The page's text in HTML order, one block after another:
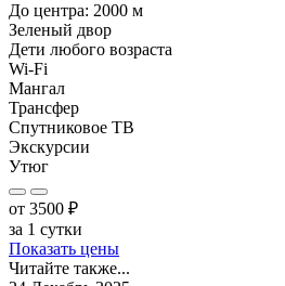
До центра: 2000 м
Зеленый двор
Дети любого возраста
Wi-Fi
Мангал
Трансфер
Спутниковое ТВ
Экскурсии
Утюг
от 3500 ₽
за 1 сутки
Показать цены
Читайте также...